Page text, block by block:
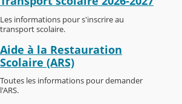
Les informations pour s'inscrire au
transport scolaire.
Aide à la Restauration
Scolaire (ARS)
Toutes les informations pour demander
l'ARS.